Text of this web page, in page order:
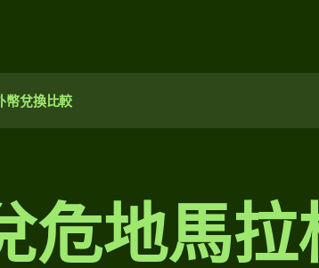
幣兌換比較
危地馬